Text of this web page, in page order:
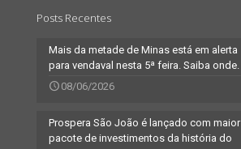
Posts Recentes
Mais da metade de Minas está em alerta
para vendaval nesta 5ª feira. Saiba onde.
08/06/2026
Prospera São João é lançado com maior
pacote de investimentos da história do